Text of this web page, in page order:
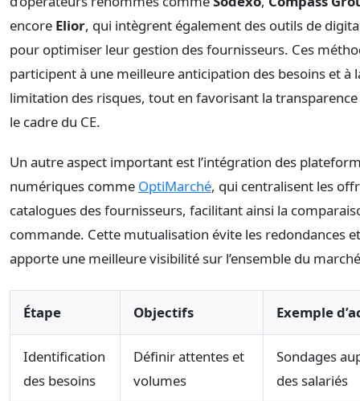
encore Elior, qui intègrent également des outils de
pour optimiser leur gestion des fournisseurs. Ces
participent à une meilleure anticipation des besoins et à
limitation des risques, tout en favorisant la
le cadre du CE.
Un autre aspect important est l’intégration des
numériques comme OptiMarché, qui centralisent les
catalogues des fournisseurs, facilitant ainsi la
commande. Cette mutualisation évite les redondances et
apporte une meilleure visibilité sur l’ensemble du
Étape Objectifs Exemple
Identification
des besoins
Définir attentes et
volumes
Sondages
des salariés